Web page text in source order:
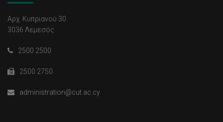
Αρχ. Κυπριανού 30
3036 Λεμεσός
2500 2500
2500 2750
administration@cut.ac.cy